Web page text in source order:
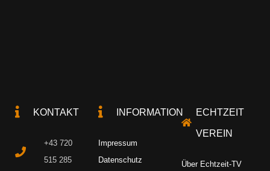
KONTAKT
+43 720
515 285
INFORMATION
Impressum
Datenschutz
ECHTZEIT
VEREIN
Über Echtzeit-TV